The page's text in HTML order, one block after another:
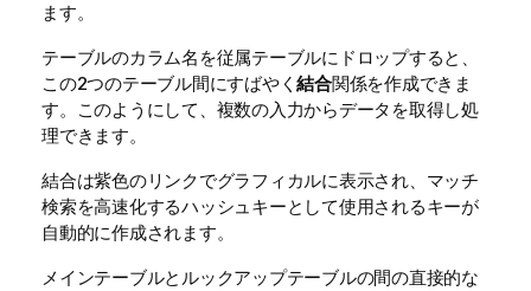
ます。
テーブルのカラム名を従属テーブルにドロップすると、
この2つのテーブル間にすばやく結合関係を作成できま
す。このようにして、複数の入力からデータを取得し処
理できます。
結合は紫色のリンクでグラフィカルに表示され、マッチ
検索を高速化するハッシュキーとして使用されるキーが
自動的に作成されます。
メインテーブルとルックアップテーブルの間の直接的な